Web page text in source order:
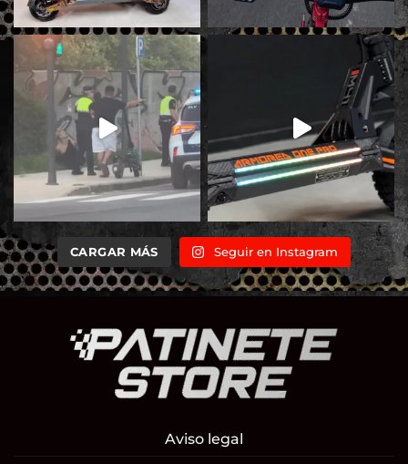
CARGAR MÁS Seguir en Instagram
Aviso legal